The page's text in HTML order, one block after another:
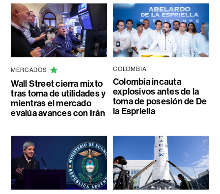
MERCADOS
Wall Street cierra mixto
tras toma de utilidades y
mientras el mercado
evalúa avances con Irán
COLOMBIA
Colombia incauta
explosivos antes de la
toma de posesión de De
la Espriella